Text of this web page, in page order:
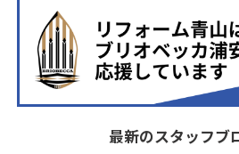
最新のスタッフブ